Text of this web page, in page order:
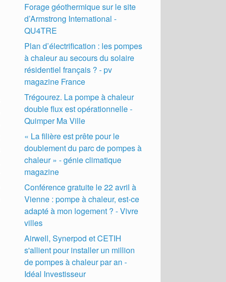
Forage géothermique sur le site
d’Armstrong International -
QU4TRE
Plan d’électrification : les pompes
à chaleur au secours du solaire
résidentiel français ? - pv
magazine France
Trégourez. La pompe à chaleur
double flux est opérationnelle -
Quimper Ma Ville
« La filière est prête pour le
doublement du parc de pompes à
chaleur » - génie climatique
magazine
Conférence gratuite le 22 avril à
Vienne : pompe à chaleur, est-ce
adapté à mon logement ? - Vivre
villes
Airwell, Synerpod et CETIH
s'allient pour installer un million
de pompes à chaleur par an -
Idéal Investisseur